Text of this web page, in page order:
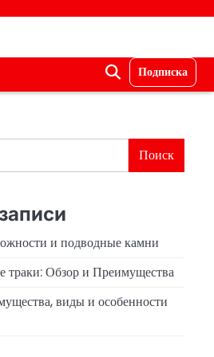
Подписка
Поиск
и подводные камни
траки: Обзор и Преимущества
виды и особенности